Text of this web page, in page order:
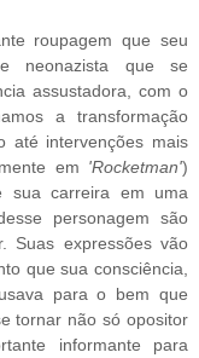
roupagem que seu
neonazista que se
assustadora, com o
a transformação
até intervenções mais
em 'Rocketman')
sua carreira em uma
personagem são
Suas expressões vão
que sua consciência,
para o bem que
tornar não só opositor
informante para